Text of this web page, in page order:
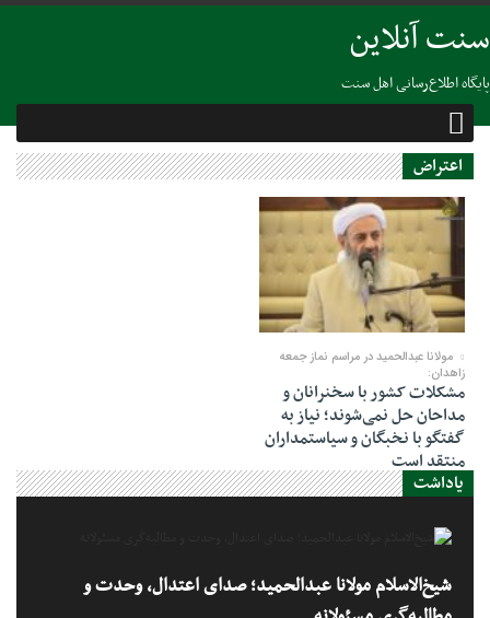
سنت آنلاین
پایگاه اطلاع‌رسانی اهل سنت
اعتراض
14 ژانویه 2023
مولانا عبدالحمید در مراسم نماز جمعه
زاهدان:
مشکلات کشور با سخنرانان و
مداحان حل نمی‌شوند؛ نیاز به
گفتگو با نخبگان و سیاستمداران
منتقد است
یاداشت
شیخ‌الاسلام مولانا عبدالحمید؛ صدای اعتدال، وحدت و